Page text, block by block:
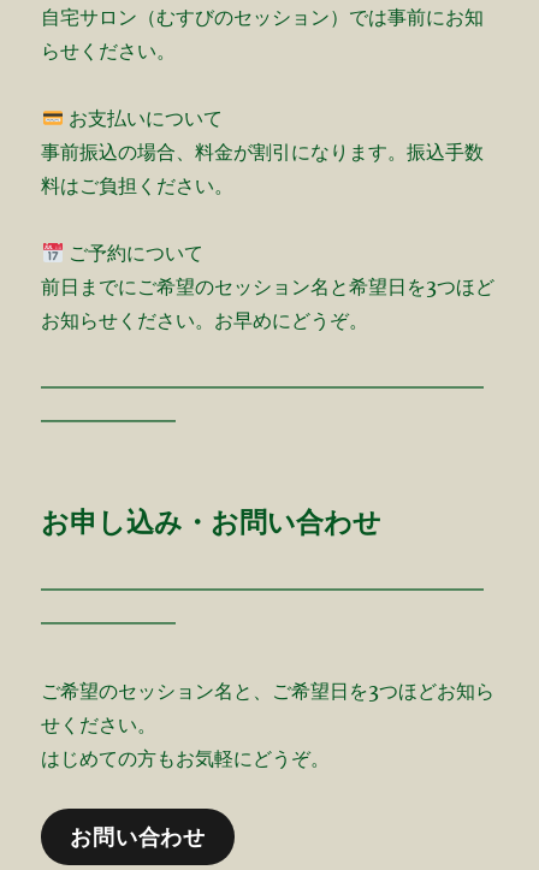
自宅サロン（むすびのセッション）では事前にお知
らせください。
お支払いについて
事前振込の場合、料金が割引になります。振込手数
料はご負担ください。
ご予約について
前日までにご希望のセッション名と希望日を3つほど
お知らせください。お早めにどうぞ。
━━━━━━━━━━━━━━━━━━━━━━━
━━━━━━━
お申し込み・お問い合わせ
━━━━━━━━━━━━━━━━━━━━━━━
━━━━━━━
ご希望のセッション名と、ご希望日を3つほどお知ら
せください。
はじめての方もお気軽にどうぞ。
お問い合わせ